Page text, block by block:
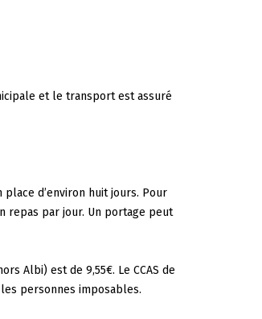
et le transport est assuré
d’environ huit jours. Pour
repas par jour. Un portage peut
Albi) est de 9,55€. Le CCAS de
personnes imposables.